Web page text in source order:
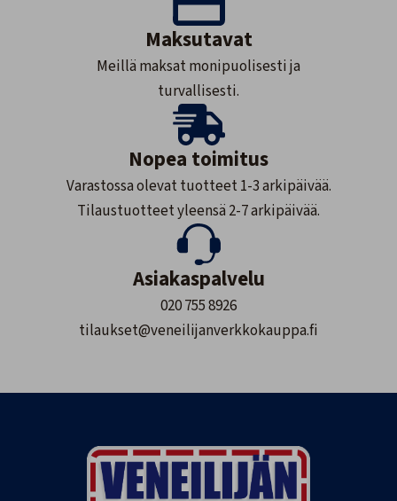
Maksutavat
Meillä maksat monipuolisesti ja
turvallisesti.
Nopea toimitus
Varastossa olevat tuotteet 1-3 arkipäivää.
Tilaustuotteet yleensä 2-7 arkipäivää.
Asiakaspalvelu
020 755 8926
tilaukset@veneilijanverkkokauppa.fi